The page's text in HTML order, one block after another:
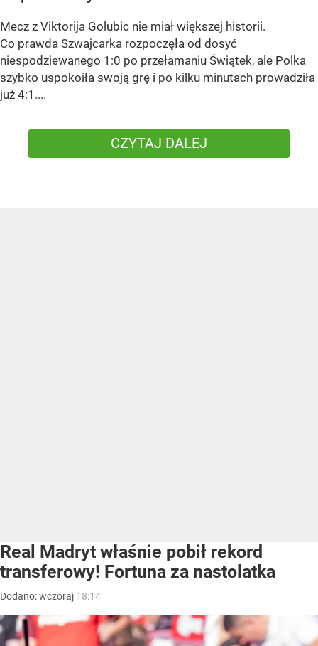
Mecz z Viktorija Golubic nie miał większej historii.
Co prawda Szwajcarka rozpoczęła od dosyć
niespodziewanego 1:0 po przełamaniu Świątek, ale Polka
szybko uspokoiła swoją grę i po kilku minutach prowadziła
już 4:1....
CZYTAJ DALEJ
Real Madryt właśnie pobił rekord
transferowy! Fortuna za nastolatka
Dodano:wczoraj 18:14